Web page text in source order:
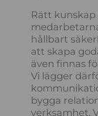
Rätt
hållbart
att skapa
även finnas
Vi lägger
bygga
verksamhet.